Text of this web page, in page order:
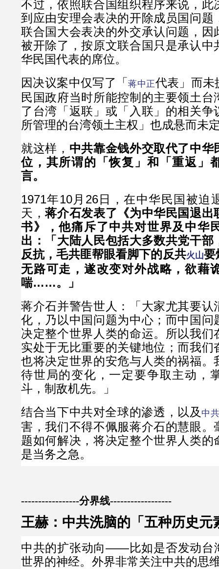
不过，依照联合国组织程序来说，此
到应由安理会表决的开除成员国问题
联合国大会表决的外交承认问题，因
被开除了，按原文联合国只是承认中
华民国代表的席位。
因决议案中仅写了「蒋中正代表」而未
民国政府当时所能控制的主要领土台
了台湾「返联」或「入联」的相关争
所管理的台湾领土主权」也成悬而未
就这样， 中共靠金钱外交取代了中华
位，其所谓的「恢复」和「重返」
言。
1971年10月26日，在中华民国被迫
天，蒋介石发表了《为中华民国退出
书》，他痛斥了中共对世界及中华
出：「大陆人民包括大多数共党干部
反抗，毛共匪帮眼看脚下的反共火山要
无路可走，遂改变对外战略，欲藉
喘……。」
蒋介石并警告世人：「大家尤其要认
化，乃以中国问题为中心；而中国问
决定整个世界人类的命运。所以我们
实处于无比重要的关键地位；而我们
也将决定世界的安危与人类的祸福。
待世局的变化，一定要争取主动，
斗，制敌机先。」
结合当下中共对全球的渗透，以及 中
害，我们不得不佩服蒋介石的慧眼。
题如何解决，将决定整个世界人类的
是当务之急。
-----------------分界线------------------
王赫：中共洗脑的「五种历史元
中共的扩张动向——比如是否发动
世界的神经。外界非常关注中共的思